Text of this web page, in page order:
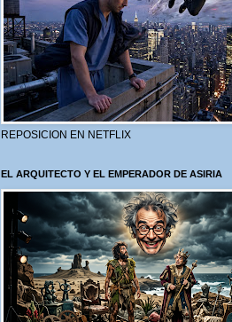
REPOSICION EN NETFLIX
EL ARQUITECTO Y EL EMPERADOR DE ASIRIA